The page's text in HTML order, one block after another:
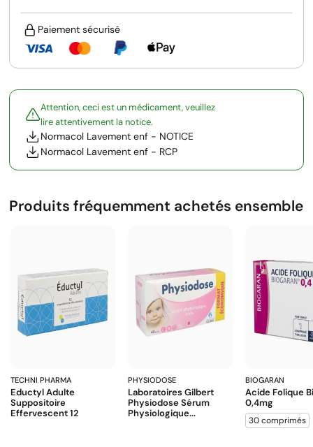
Paiement sécurisé
Attention, ceci est un médicament, veuillez
lire attentivement la notice.
Normacol Lavement enf - NOTICE
Normacol Lavement enf - RCP
Produits fréquemment achetés ensemble
TECHNI PHARMA
Eductyl Adulte
Suppositoire
Effervescent 12
PHYSIODOSE
Laboratoires Gilbert
Physiodose Sérum
Physiologique...
BIOGARAN
Acide Folique
0,4mg
30 comprimés